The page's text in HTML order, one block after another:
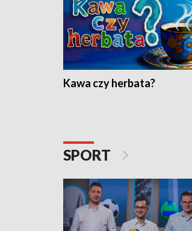
Kawa czy herbata?
SPORT